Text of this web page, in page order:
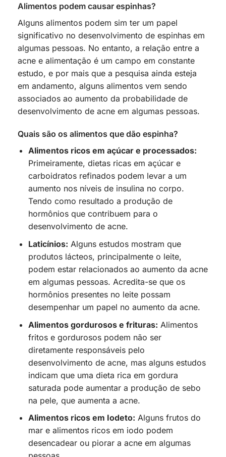
Alimentos podem causar espinhas?
Alguns alimentos podem sim ter um papel
significativo no desenvolvimento de espinhas em
algumas pessoas. No entanto, a relação entre a
acne e alimentação é um campo em constante
estudo, e por mais que a pesquisa ainda esteja
em andamento, alguns alimentos vem sendo
associados ao aumento da probabilidade de
desenvolvimento de acne em algumas pessoas.
Quais são os alimentos que dão espinha?
Alimentos ricos em açúcar e processados:
Primeiramente, dietas ricas em açúcar e
carboidratos refinados podem levar a um
aumento nos níveis de insulina no corpo.
Tendo como resultado a produção de
hormônios que contribuem para o
desenvolvimento de acne.
Laticínios: Alguns estudos mostram que
produtos lácteos, principalmente o leite,
podem estar relacionados ao aumento da acne
em algumas pessoas. Acredita-se que os
hormônios presentes no leite possam
desempenhar um papel no aumento da acne.
Alimentos gordurosos e frituras: Alimentos
fritos e gordurosos podem não ser
diretamente responsáveis pelo
desenvolvimento de acne, mas alguns estudos
indicam que uma dieta rica em gordura
saturada pode aumentar a produção de sebo
na pele, que aumenta a acne.
Alimentos ricos em Iodeto: Alguns frutos do
mar e alimentos ricos em iodo podem
desencadear ou piorar a acne em algumas